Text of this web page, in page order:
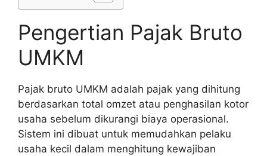
Pengertian Pajak Bruto
UMKM
Pajak bruto UMKM adalah pajak yang dihitung
berdasarkan total omzet atau penghasilan kotor
usaha sebelum dikurangi biaya operasional.
Sistem ini dibuat untuk memudahkan pelaku
usaha kecil dalam menghitung kewajiban